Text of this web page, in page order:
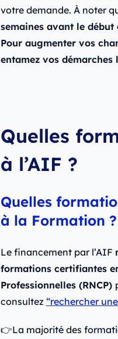
votre demande. À noter
semaines avant le
Pour augmenter vos
entamez vos démarches
Quelles
à l’AIF ?
Quelles
à la Formation ?
Le financement par l’AIF
formations certifiantes
Professionnelles (RNCP)
consultez “rechercher
👉La majorité des